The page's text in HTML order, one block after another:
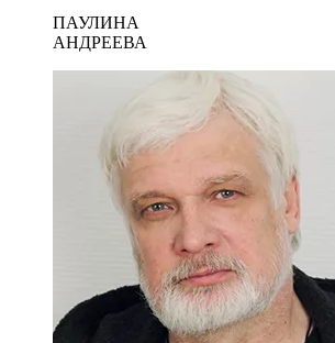
ПАУЛИНА
АНДРЕЕВА